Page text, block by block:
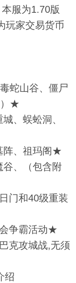
服为1.70版
玩家交易货币
蛇山谷、僵尸
）★
、蜈蚣洞、
阵、祖玛阁★
、（包含附
门和40级重装
争霸活动★
克攻城战,无须
绍